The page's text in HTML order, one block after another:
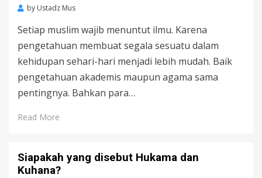
by Ustadz Mus
Setiap muslim wajib menuntut ilmu. Karena
pengetahuan membuat segala sesuatu dalam
kehidupan sehari-hari menjadi lebih mudah. Baik
pengetahuan akademis maupun agama sama
pentingnya. Bahkan para…
Read More
Siapakah yang disebut Hukama dan
Kuhana?